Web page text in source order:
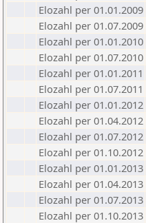
Elozahl per 01.01.2009
Elozahl per 01.07.2009
Elozahl per 01.01.2010
Elozahl per 01.07.2010
Elozahl per 01.01.2011
Elozahl per 01.07.2011
Elozahl per 01.01.2012
Elozahl per 01.04.2012
Elozahl per 01.07.2012
Elozahl per 01.10.2012
Elozahl per 01.01.2013
Elozahl per 01.04.2013
Elozahl per 01.07.2013
Elozahl per 01.10.2013